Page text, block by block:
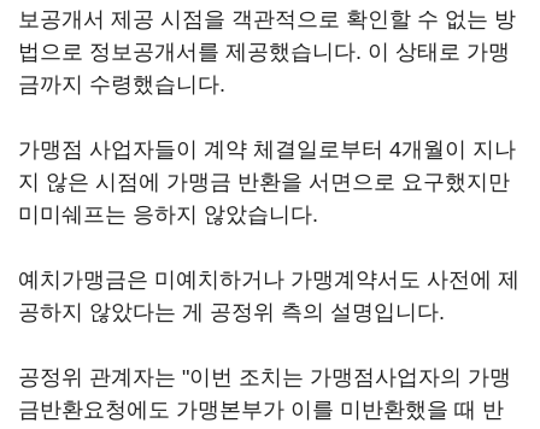
보공개서 제공 시점을 객관적으로 확인할 수 없는 방
법으로 정보공개서를 제공했습니다. 이 상태로 가맹
금까지 수령했습니다.
가맹점 사업자들이 계약 체결일로부터 4개월이 지나
지 않은 시점에 가맹금 반환을 서면으로 요구했지만
미미쉐프는 응하지 않았습니다.
예치가맹금은 미예치하거나 가맹계약서도 사전에 제
공하지 않았다는 게 공정위 측의 설명입니다.
공정위 관계자는 "이번 조치는 가맹점사업자의 가맹
금반환요청에도 가맹본부가 이를 미반환했을 때 반